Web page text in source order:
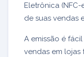
Eletrônica
de suas vendas
A emissão é
vendas em lojas